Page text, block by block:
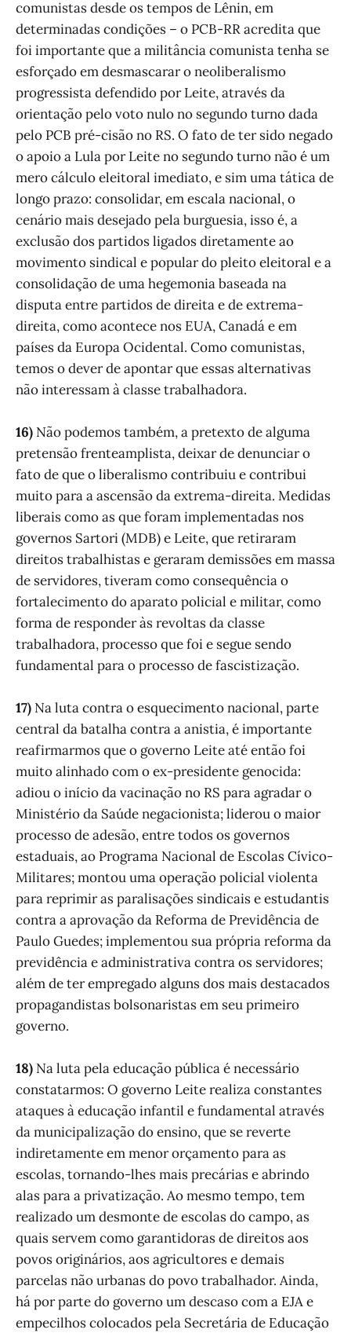
comunistas desde os tempos de Lênin, em
determinadas condições – o PCB-RR acredita que
foi importante que a militância comunista tenha se
esforçado em desmascarar o neoliberalismo
progressista defendido por Leite, através da
orientação pelo voto nulo no segundo turno dada
pelo PCB pré-cisão no RS. O fato de ter sido negado
o apoio a Lula por Leite no segundo turno não é um
mero cálculo eleitoral imediato, e sim uma tática de
longo prazo: consolidar, em escala nacional, o
cenário mais desejado pela burguesia, isso é, a
exclusão dos partidos ligados diretamente ao
movimento sindical e popular do pleito eleitoral e a
consolidação de uma hegemonia baseada na
disputa entre partidos de direita e de extrema-
direita, como acontece nos EUA, Canadá e em
países da Europa Ocidental. Como comunistas,
temos o dever de apontar que essas alternativas
não interessam à classe trabalhadora.
16) Não podemos também, a pretexto de alguma
pretensão frenteamplista, deixar de denunciar o
fato de que o liberalismo contribuiu e contribui
muito para a ascensão da extrema-direita. Medidas
liberais como as que foram implementadas nos
governos Sartori (MDB) e Leite, que retiraram
direitos trabalhistas e geraram demissões em massa
de servidores, tiveram como consequência o
fortalecimento do aparato policial e militar, como
forma de responder às revoltas da classe
trabalhadora, processo que foi e segue sendo
fundamental para o processo de fascistização.
17) Na luta contra o esquecimento nacional, parte
central da batalha contra a anistia, é importante
reafirmarmos que o governo Leite até então foi
muito alinhado com o ex-presidente genocida:
adiou o início da vacinação no RS para agradar o
Ministério da Saúde negacionista; liderou o maior
processo de adesão, entre todos os governos
estaduais, ao Programa Nacional de Escolas Cívico-
Militares; montou uma operação policial violenta
para reprimir as paralisações sindicais e estudantis
contra a aprovação da Reforma de Previdência de
Paulo Guedes; implementou sua própria reforma da
previdência e administrativa contra os servidores;
além de ter empregado alguns dos mais destacados
propagandistas bolsonaristas em seu primeiro
governo.
18) Na luta pela educação pública é necessário
constatarmos: O governo Leite realiza constantes
ataques à educação infantil e fundamental através
da municipalização do ensino, que se reverte
indiretamente em menor orçamento para as
escolas, tornando-lhes mais precárias e abrindo
alas para a privatização. Ao mesmo tempo, tem
realizado um desmonte de escolas do campo, as
quais servem como garantidoras de direitos aos
povos originários, aos agricultores e demais
parcelas não urbanas do povo trabalhador. Ainda,
há por parte do governo um descaso com a EJA e
empecilhos colocados pela Secretária de Educação